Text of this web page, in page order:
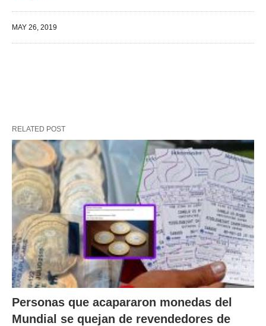
MAY 26, 2019
RELATED POST
Personas que acapararon monedas del
Mundial se quejan de revendedores de